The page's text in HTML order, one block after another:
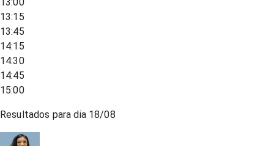
13:00
13:15
13:45
14:15
14:30
14:45
15:00
Resultados para dia 18/08